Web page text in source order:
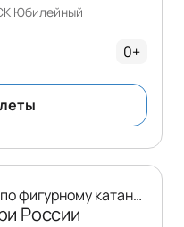
Юбилейный
0+
Гран-при России по фигурному катанию
России